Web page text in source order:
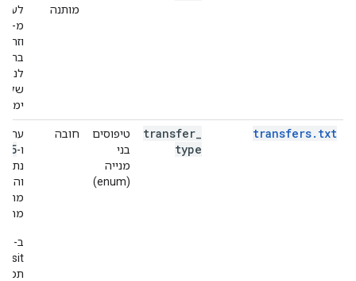
מותנה
מ-
וזה
ימים.
transfers.txt
transfer
type
טיפוסים
בני
מנייה
(enum)
חובה
ו-5